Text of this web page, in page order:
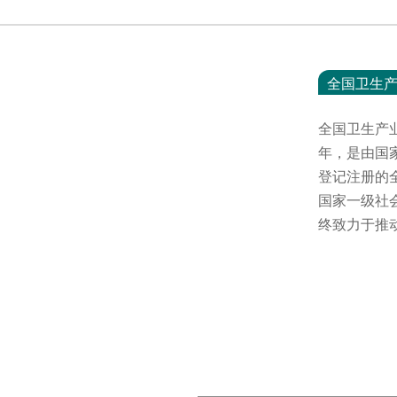
全国卫生
全国卫生产
年，是由国
登记注册的
国家一级社
终致力于推